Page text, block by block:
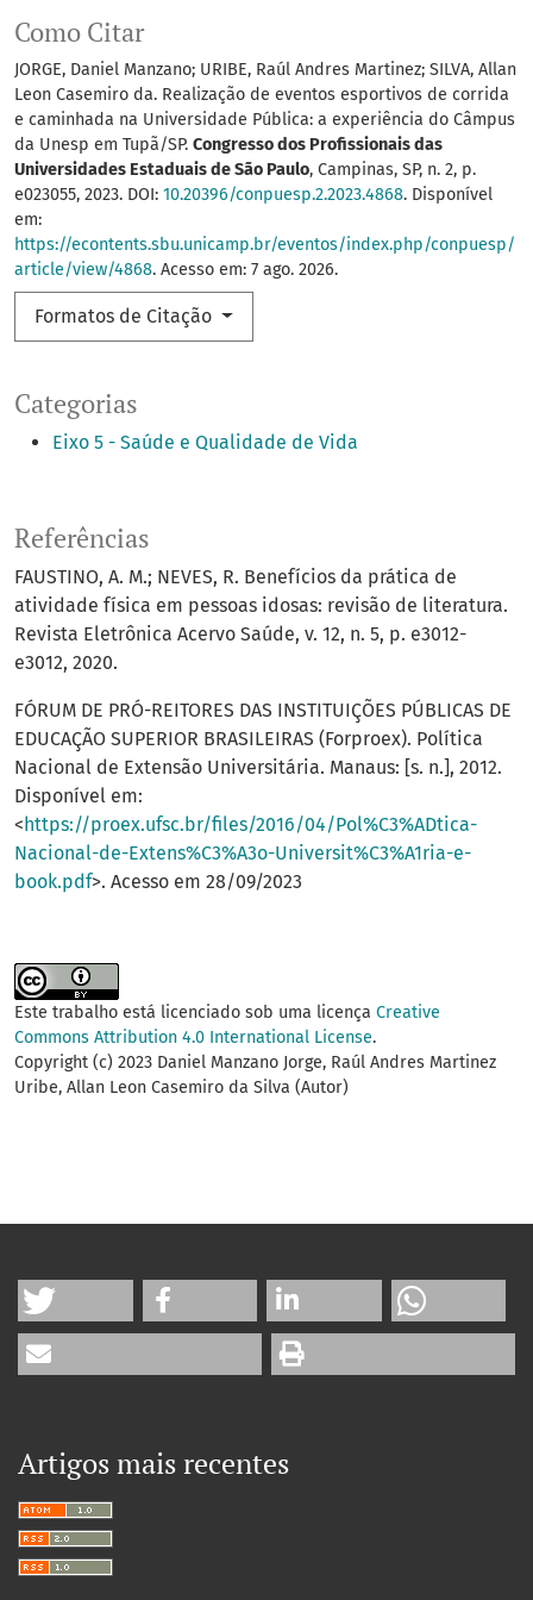
Categorias
Eixo 5 - Saúde e Qualidade de Vida
Como Citar
JORGE, Daniel Manzano; URIBE, Raúl Andres Martinez; SILVA, Allan
Leon Casemiro da. Realização de eventos esportivos de corrida
e caminhada na Universidade Pública: a experiência do Câmpus
da Unesp em Tupã/SP. Congresso dos Profissionais das
Universidades Estaduais de São Paulo, Campinas, SP, n. 2, p.
e023055, 2023. DOI: 10.20396/conpuesp.2.2023.4868. Disponível
em:
https://econtents.sbu.unicamp.br/eventos/index.php/conpuesp/
article/view/4868. Acesso em: 7 ago. 2026.
Formatos de Citação
Referências
FAUSTINO, A. M.; NEVES, R. Benefícios da prática de
atividade física em pessoas idosas: revisão de literatura.
Revista Eletrônica Acervo Saúde, v. 12, n. 5, p. e3012-
e3012, 2020.
FÓRUM DE PRÓ-REITORES DAS INSTITUIÇÕES PÚBLICAS DE
EDUCAÇÃO SUPERIOR BRASILEIRAS (Forproex). Política
Nacional de Extensão Universitária. Manaus: [s. n.], 2012.
Disponível em:
< https://proex.ufsc.br/files/2016/04/Pol%C3%ADtica-
Nacional-de-Extens%C3%A3o-Universit%C3%A1ria-e-
book.pdf>. Acesso em 28/09/2023
Este trabalho está licenciado sob uma licença Creative
Commons Attribution 4.0 International License.
Copyright (c) 2023 Daniel Manzano Jorge, Raúl Andres Martinez
Uribe, Allan Leon Casemiro da Silva (Autor)
Artigos mais recentes